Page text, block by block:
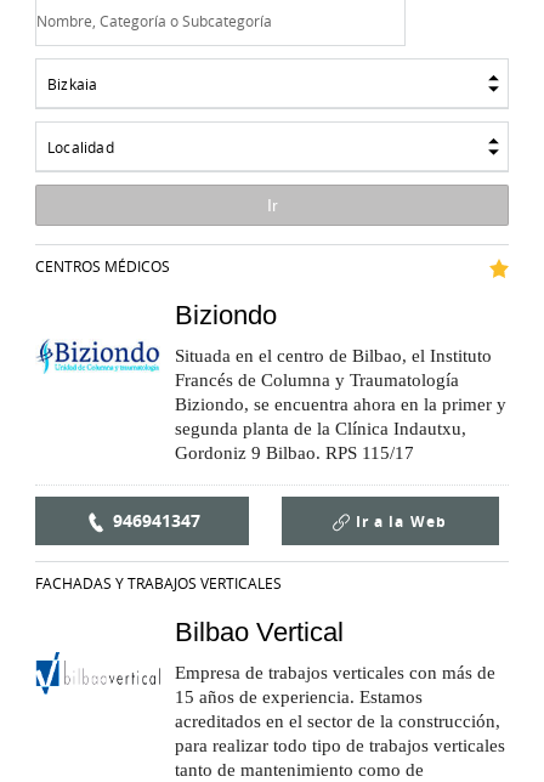
Bizkaia
Localidad
CENTROS MÉDICOS
Biziondo
Situada en el centro de Bilbao, el Instituto
Francés de Columna y Traumatología
Biziondo, se encuentra ahora en la primer y
segunda planta de la Clínica Indautxu,
Gordoniz 9 Bilbao. RPS 115/17
946941347 Ir a la Web
FACHADAS Y TRABAJOS VERTICALES
Bilbao Vertical
Empresa de trabajos verticales con más de
15 años de experiencia. Estamos
acreditados en el sector de la construcción,
para realizar todo tipo de trabajos verticales
tanto de mantenimiento como de